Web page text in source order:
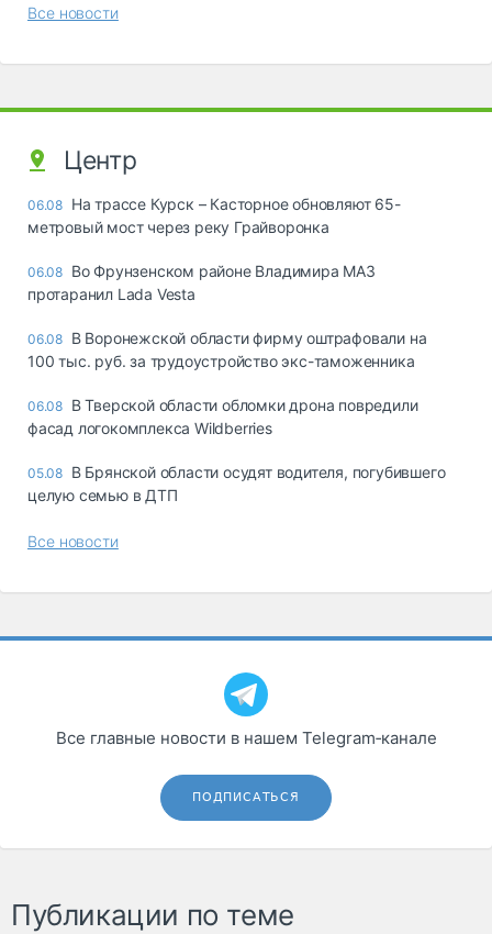
Все новости
Центр
06.08 На трассе Курск – Касторное обновляют 65-
метровый мост через реку Грайворонка
06.08 Во Фрунзенском районе Владимира МАЗ
протаранил Lada Vesta
06.08 В Воронежской области фирму оштрафовали на
100 тыс. руб. за трудоустройство экс-таможенника
06.08 В Тверской области обломки дрона повредили
фасад логокомплекса Wildberries
05.08 В Брянской области осудят водителя, погубившего
целую семью в ДТП
Все новости
Все главные новости в нашем Telegram‑канале
ПОДПИСАТЬСЯ
Публикации по теме